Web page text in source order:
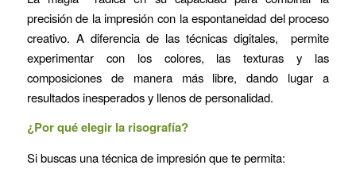
precisión de la impresión con la espontaneidad del proceso
creativo. A diferencia de las técnicas digitales, permite
experimentar con los colores, las texturas y las
composiciones de manera más libre, dando lugar a
resultados inesperados y llenos de personalidad.
¿Por qué elegir la risografía?
Si buscas una técnica de impresión que te permita: